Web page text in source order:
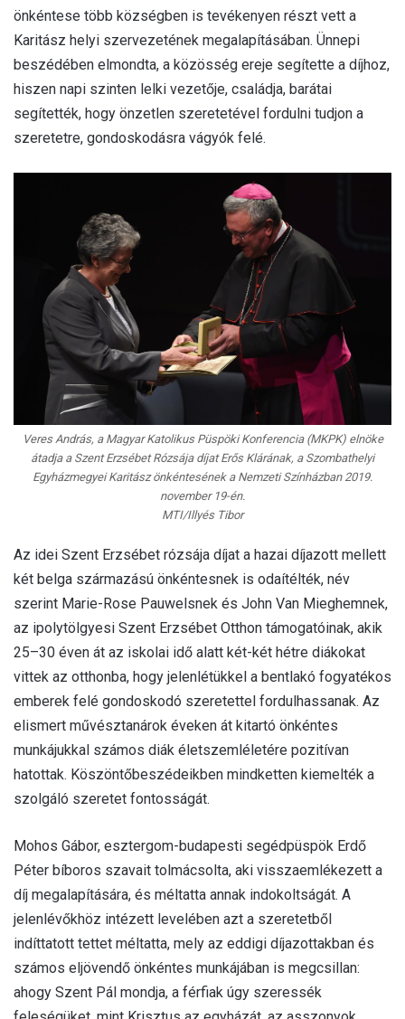
önkéntese több községben is tevékenyen részt vett a
Karitász helyi szervezetének megalapításában. Ünnepi
beszédében elmondta, a közösség ereje segítette a díjhoz,
hiszen napi szinten lelki vezetője, családja, barátai
segítették, hogy önzetlen szeretetével fordulni tudjon a
szeretetre, gondoskodásra vágyók felé.
Veres András, a Magyar Katolikus Püspöki Konferencia (MKPK) elnöke
átadja a Szent Erzsébet Rózsája díjat Erős Klárának, a Szombathelyi
Egyházmegyei Karitász önkéntesének a Nemzeti Színházban 2019.
november 19-én.
MTI/Illyés Tibor
Az idei Szent Erzsébet rózsája díjat a hazai díjazott mellett
két belga származású önkéntesnek is odaítélték, név
szerint Marie-Rose Pauwelsnek és John Van Mieghemnek,
az ipolytölgyesi Szent Erzsébet Otthon támogatóinak, akik
25–30 éven át az iskolai idő alatt két-két hétre diákokat
vittek az otthonba, hogy jelenlétükkel a bentlakó fogyatékos
emberek felé gondoskodó szeretettel fordulhassanak. Az
elismert művésztanárok éveken át kitartó önkéntes
munkájukkal számos diák életszemléletére pozitívan
hatottak. Köszöntőbeszédeikben mindketten kiemelték a
szolgáló szeretet fontosságát.
Mohos Gábor, esztergom-budapesti segédpüspök Erdő
Péter bíboros szavait tolmácsolta, aki visszaemlékezett a
díj megalapítására, és méltatta annak indokoltságát. A
jelenlévőkhöz intézett levelében azt a szeretetből
indíttatott tettet méltatta, mely az eddigi díjazottakban és
számos eljövendő önkéntes munkájában is megcsillan:
ahogy Szent Pál mondja, a férfiak úgy szeressék